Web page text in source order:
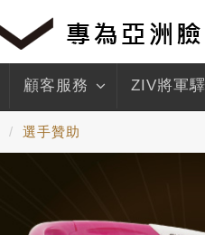
顧客服務 ZIV將軍
選手贊助